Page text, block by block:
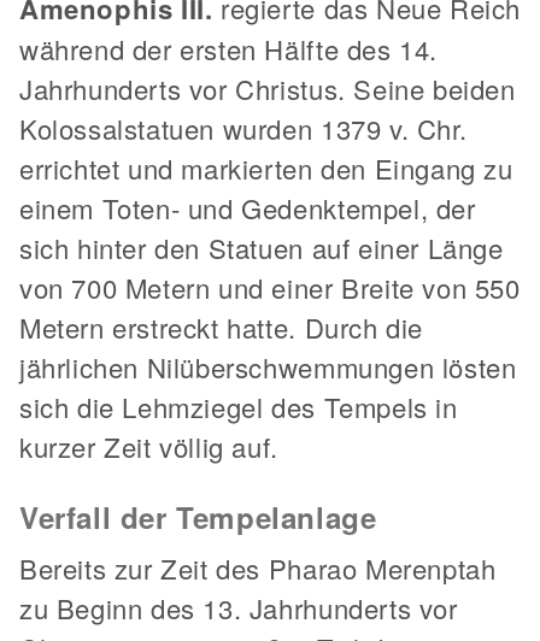
Amenophis III. regierte das Neue Reich
während der ersten Hälfte des 14.
Jahrhunderts vor Christus. Seine beiden
Kolossalstatuen wurden 1379 v. Chr.
errichtet und markierten den Eingang zu
einem Toten- und Gedenktempel, der
sich hinter den Statuen auf einer Länge
von 700 Metern und einer Breite von 550
Metern erstreckt hatte. Durch die
jährlichen Nilüberschwemmungen lösten
sich die Lehmziegel des Tempels in
kurzer Zeit völlig auf.
Verfall der Tempelanlage
Bereits zur Zeit des Pharao Merenptah
zu Beginn des 13. Jahrhunderts vor